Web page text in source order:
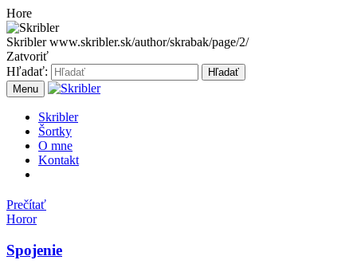
Hore
Skriblerwww.skribler.sk/author/skrabak/page/2/
Zatvoriť
Hľadať:
Hľadať
Menu
Skribler
Šortky
O mne
Kontakt
Prečítať
Horor
Spojenie